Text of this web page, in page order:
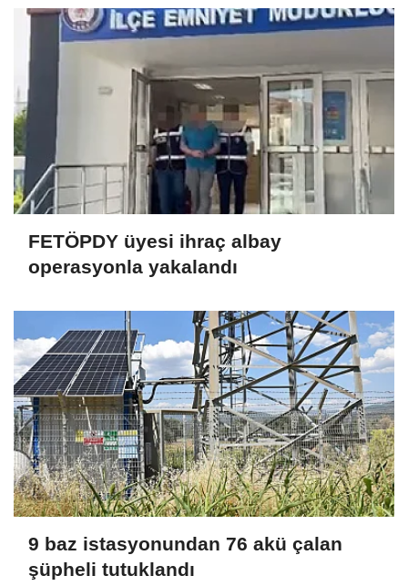
FETÖPDY üyesi ihraç albay
operasyonla yakalandı
9 baz istasyonundan 76 akü çalan
şüpheli tutuklandı